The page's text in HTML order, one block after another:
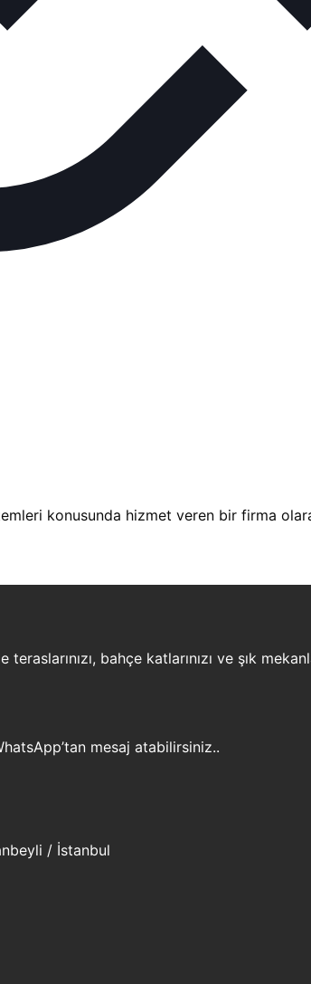
konusunda hizmet veren bir firma
bahçe katlarınızı ve şık
mesaj atabilirsiniz..
/ İstanbul